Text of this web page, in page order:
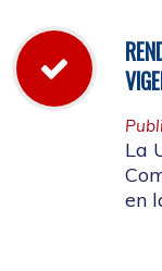
La
en